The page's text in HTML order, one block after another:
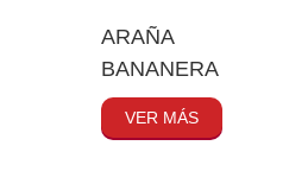
ARAÑA
BANANERA
VER MÁS